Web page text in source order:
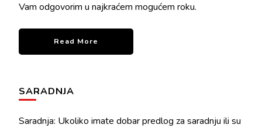
Vam odgovorim u najkraćem mogućem roku.
Read More
SARADNJA
Saradnja: Ukoliko imate dobar predlog za saradnju ili su